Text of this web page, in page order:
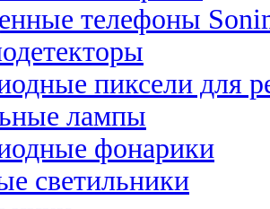
телефоны
пиксели для
лампы
фонарики
светильники